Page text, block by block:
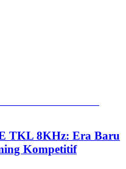
TKL 8KHz: Era Baru
Kompetitif